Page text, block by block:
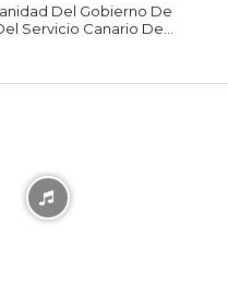
Del Gobierno De
Servicio Canario De...